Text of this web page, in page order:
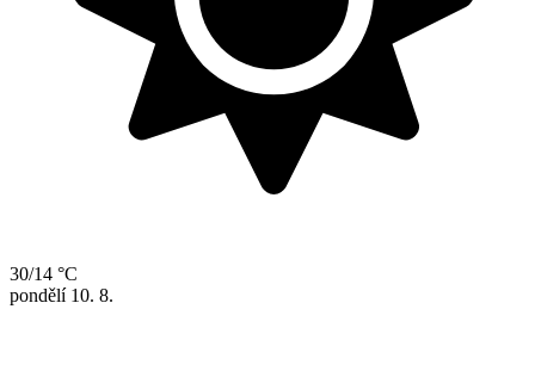
30/14 °C
pondělí 10. 8.